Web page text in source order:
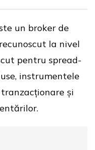
un broker de
la nivel
pentru spread-
instrumentele
și